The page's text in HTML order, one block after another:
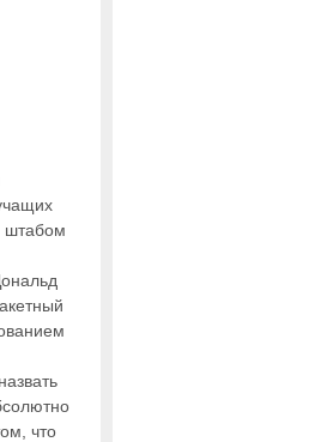
штабом
что